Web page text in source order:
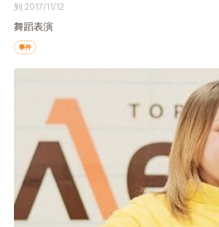
到 2017/11/12
舞蹈表演
事件